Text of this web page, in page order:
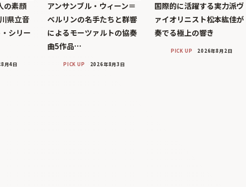
の素顔
県立音
シリー
月4日
アンサンブル・ウィーン＝
ベルリンの名手たちと群響
によるモーツァルトの協奏
曲5作品…
PICK UP 2026年8月3日
国際的に活躍する実力派ヴ
ァイオリニスト松本紘佳が
奏でる極上の響き
PICK UP 2026年8月2日